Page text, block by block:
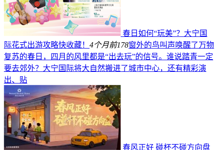
春日如何“玩美”？大宁国
际花式出游攻略快收藏！ 4个月前178窗外的鸟叫声唤醒了万物
复苏的春日，四月的风里都是“出去玩”的信号。谁说踏青一定
要去郊外？大宁国际将大自然搬进了城市中心，还有精彩演
出、贴
春风正好 碰杯不碰方向盘